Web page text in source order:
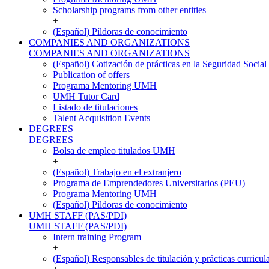
Scholarship programs from other entities
+
(Español) Píldoras de conocimiento
COMPANIES AND ORGANIZATIONS
COMPANIES AND ORGANIZATIONS
(Español) Cotización de prácticas en la Seguridad Social
Publication of offers
Programa Mentoring UMH
UMH Tutor Card
Listado de titulaciones
Talent Acquisition Events
DEGREES
DEGREES
Bolsa de empleo titulados UMH
+
(Español) Trabajo en el extranjero
Programa de Emprendedores Universitarios (PEU)
Programa Mentoring UMH
(Español) Píldoras de conocimiento
UMH STAFF (PAS/PDI)
UMH STAFF (PAS/PDI)
Intern training Program
+
(Español) Responsables de titulación y prácticas